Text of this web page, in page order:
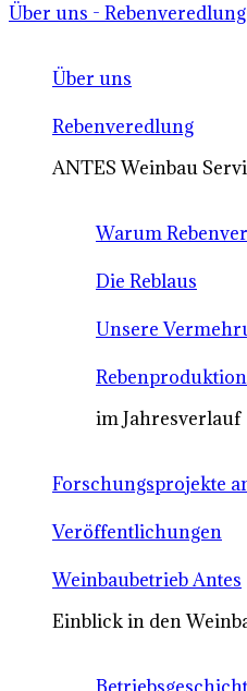
Über uns -
Über uns
Rebenveredlung
ANTES Weinbau
Warum
Die Reblaus
Unsere
Rebenproduktion
im Jahresverlauf
Forschungsprojekte
Veröffentlichungen
Weinbaubetrieb Antes
Einblick in den